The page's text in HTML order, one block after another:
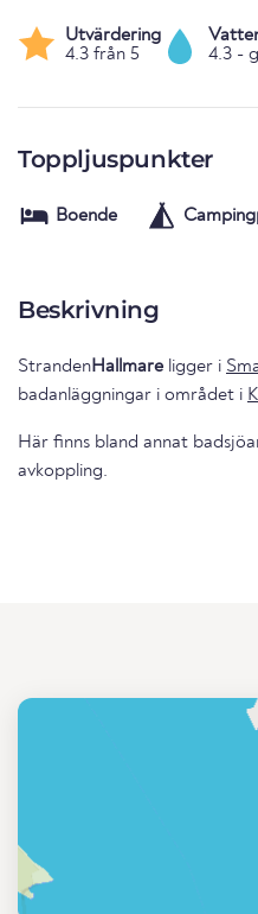
Utvärdering
4.3 från 5
4.3 -
Toppljuspunkter
Boende
Beskrivning
StrandenHallmare ligger i
badanläggningar i området i
Här finns bland annat
avkoppling.